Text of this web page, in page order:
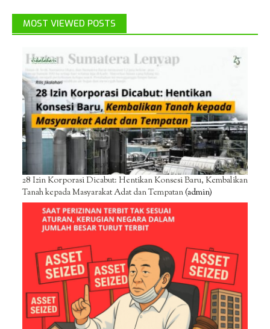
MOST VIEWED POSTS
28 Izin Korporasi Dicabut: Hentikan Konsesi Baru, Kembalikan
Tanah kepada Masyarakat Adat dan Tempatan(admin)